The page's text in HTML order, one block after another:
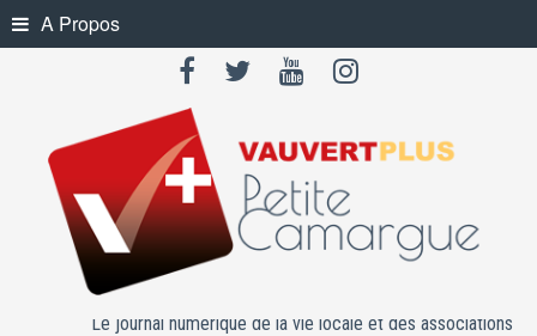
Skip
to
A Propos
Le journal numérique de la vie locale et des associations